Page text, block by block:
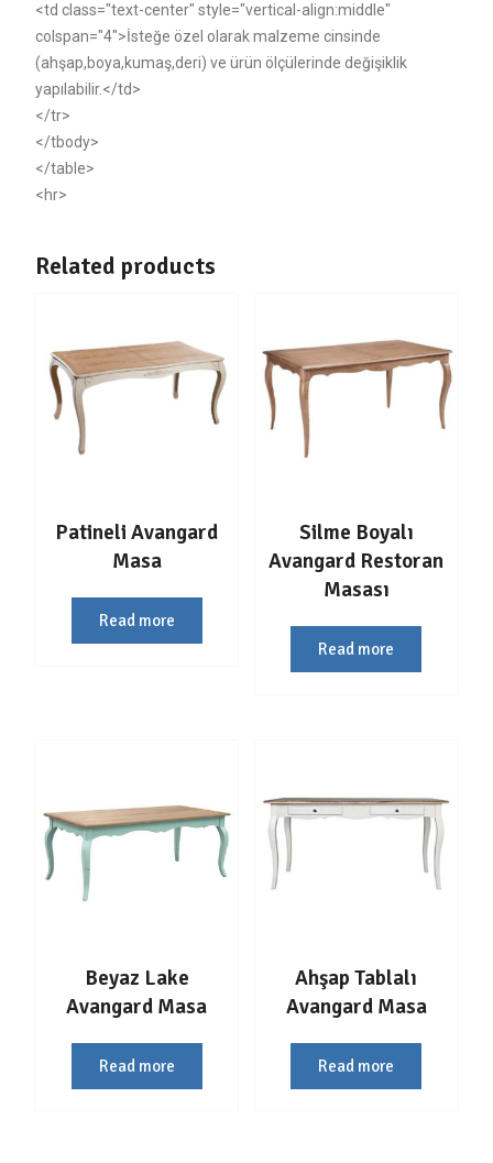
<td class="text-center" style="vertical-align:middle"
colspan="4">İsteğe özel olarak malzeme cinsinde
(ahşap,boya,kumaş,deri) ve ürün ölçülerinde değişiklik
yapılabilir.</td>
</tr>
</tbody>
</table>
<hr>
Related products
Patineli Avangard
Masa
Read more
Silme Boyalı
Avangard Restoran
Masası
Read more
Beyaz Lake
Avangard Masa
Read more
Ahşap Tablalı
Avangard Masa
Read more